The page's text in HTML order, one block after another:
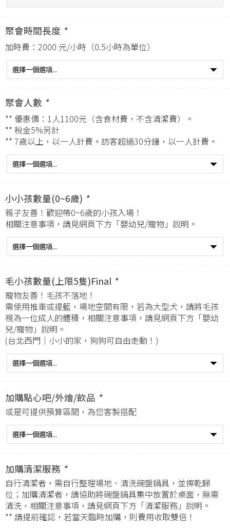
聚會時間長度 *
加時費：2000 元/小時（0.5小時為單位）
聚會人數 *
** 優惠價：1人1100元（含食材費，不含清潔費）。
** 稅金5%另計
** 7歲以上，以一人計費。訪客超過30分鐘，以一人計費。
小小孩數量(0~6歲) *
親子友善！歡迎帶0~6歲的小孩入場！
相關注意事項，請見網頁下方「嬰幼兒/寵物」說明。
毛小孩數量(上限5隻)Final *
寵物友善！毛孩不落地！
需使用推車或提籃，場地空間有限，若為大型犬，請將毛孩
視為一位成人的體積，相關注意事項，請見網頁下方「嬰幼
兒/寵物」說明。
(台北西門｜小小的家，狗狗可自由走動！)
加購點心吧/外燴/飲品 *
或是可提供預算區間，為您客製搭配
加購清潔服務 *
自行清潔者，需自行整理場地、清洗碗盤鍋具，並擦乾歸
位；加購清潔者，請協助將碗盤鍋具集中放置於桌面，無需
清洗，相關注意事項，請見網頁下方「清潔服務」說明。
** 請提前確認，若當天臨時加購，則費用收取雙倍！